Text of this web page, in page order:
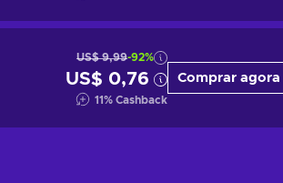
US$ 9,99-92%
US$ 0,76
11% Cashback
Comprar agora